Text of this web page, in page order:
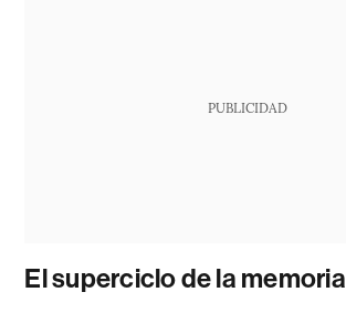
PUBLICIDAD
El superciclo de la memoria